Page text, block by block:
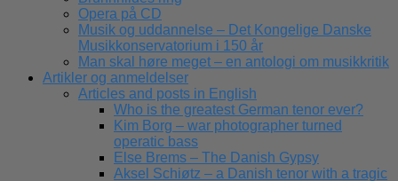
Opera på CD
Musik og uddannelse – Det Kongelige Danske
Musikkonservatorium i 150 år
Man skal høre meget – en antologi om musikkritik
Artikler og anmeldelser
Articles and posts in English
Who is the greatest German tenor ever?
Kim Borg – war photographer turned
operatic bass
Else Brems – The Danish Gypsy
Aksel Schiøtz – a Danish tenor with a tragic